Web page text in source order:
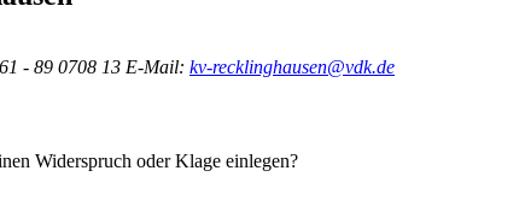
- 89 0708 13 E-Mail: kv-recklinghausen@vdk.de
Widerspruch oder Klage einlegen?